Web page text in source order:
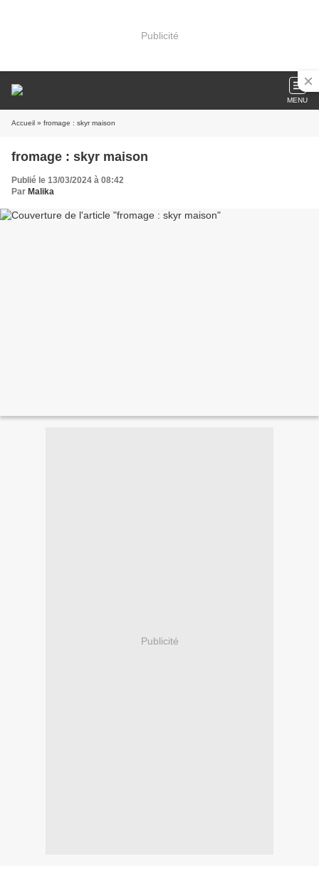
Publicité
MENU
Accueil » fromage : skyr maison
fromage : skyr maison
Publié le 13/03/2024 à 08:42
Par Malika
Publicité